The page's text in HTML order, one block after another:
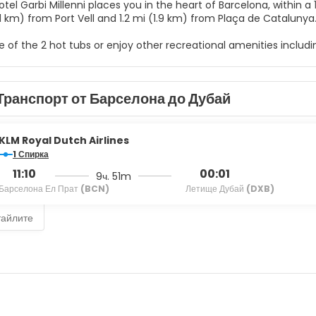
Garbi Millenni places you in the heart of Barcelona, within a 15-
km) from Port Vell and 1.2 mi (1.9 km) from Plaça de Catalunya.
of the 2 hot tubs or enjoy other recreational amenities
of 46 guestrooms featuring LCD televisions. Complimentary
is available for your entertainment. Private bathrooms
include phones, as well as safes and desks.
Millenni, enjoy a satisfying meal at the restaurant. Wrap
from 7:30 AM to 10:30 AM for a fee.
include a 24-hour business center, complimentary
от Барселона до Дубай
KLM Royal Dutch Airlines
1 Спирка
11:10
Барселона Ел Прат (BCN)
9ч. 51m 00:01
Летище Дубай (DXB)